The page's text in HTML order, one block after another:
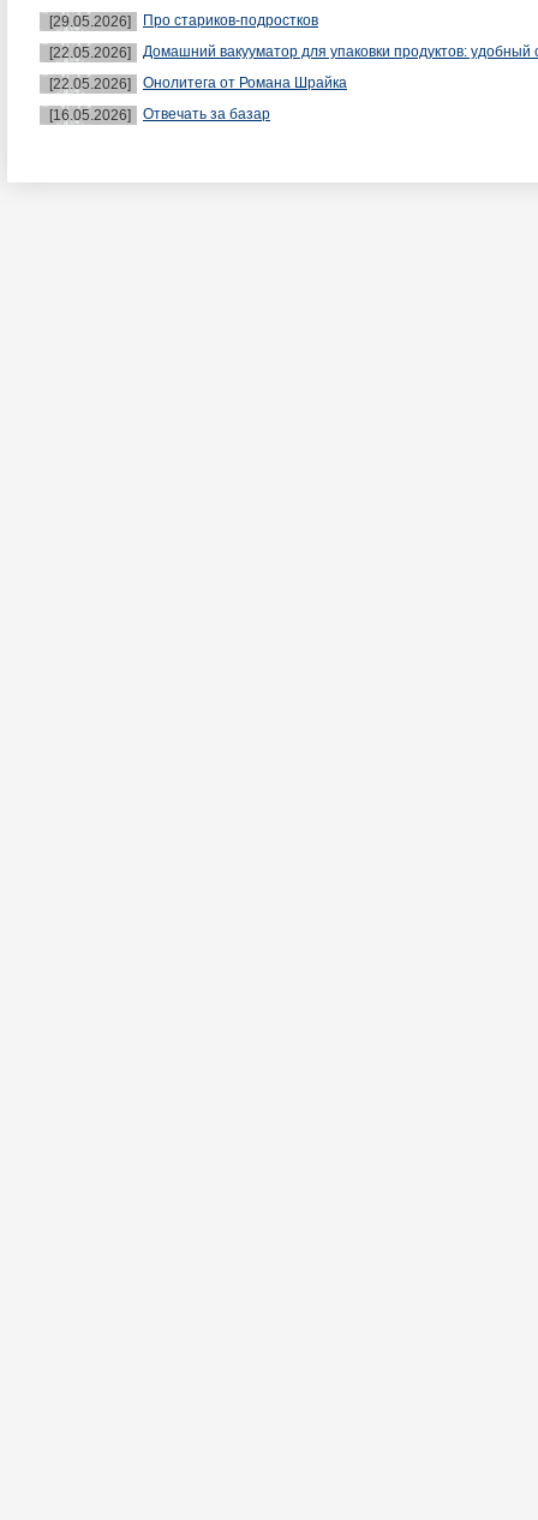
[29.05.2026]
Про стариков-подростков
[22.05.2026]
Домашний вакууматор для упаковки продуктов: удобный
[22.05.2026]
Онолитега от Романа Шрайка
[16.05.2026]
Отвечать за базар